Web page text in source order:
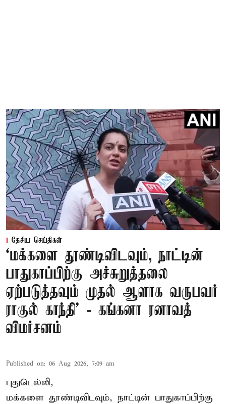
தேசிய செய்திகள்
‘மக்களை தூண்டிவிடவும், நாட்டின்
பாதுகாப்பிற்கு அச்சுறுத்தலை
ஏற்படுத்தவும் முதல் ஆளாக வருபவர்
ராகுல் காந்தி’ - கங்கனா ரனாவத்
விமர்சனம்
Published on: 06 Aug 2026, 7:09 am
புதுடெல்லி,
மக்களை தூண்டிவிடவும், நாட்டின் பாதுகாப்பிற்கு